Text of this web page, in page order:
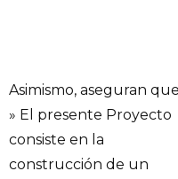
Asimismo, aseguran que
» El presente Proyecto
consiste en la
construcción de un